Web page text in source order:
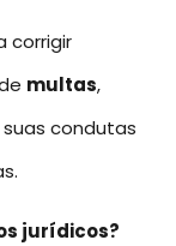
corrigir
multas,
condutas
jurídicos?